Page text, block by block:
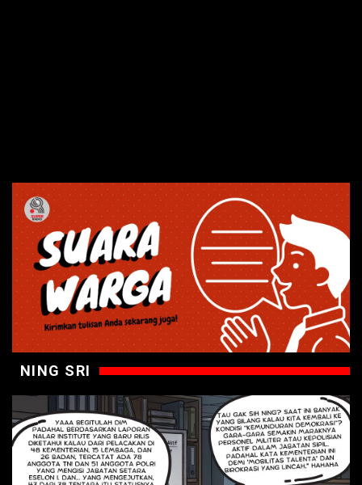
NING SRI